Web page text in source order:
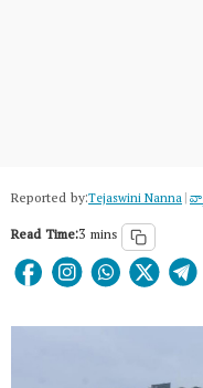
Reported by:Tejaswini Nanna|
Read Time:3 mins